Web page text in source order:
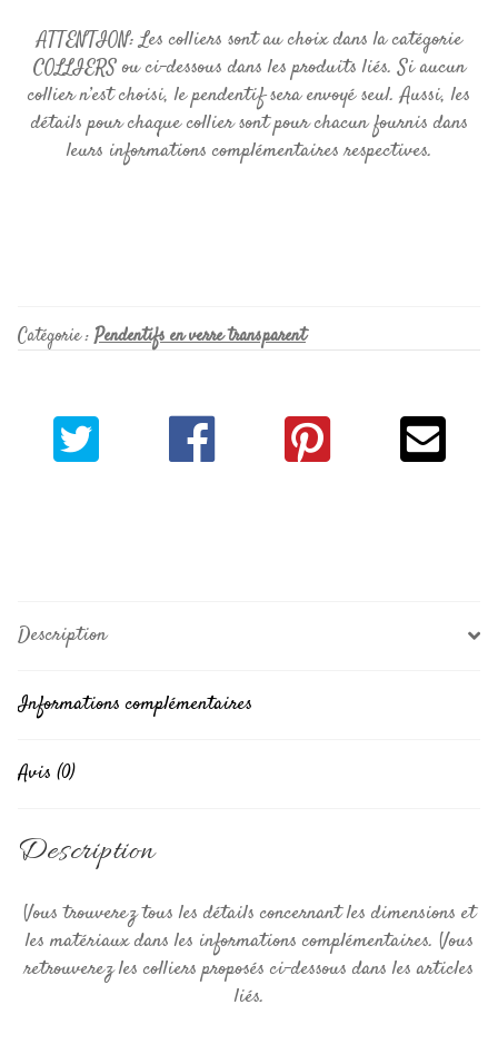
ATTENTION: Les colliers sont au choix dans la catégorie
COLLIERS ou ci-dessous dans les produits liés. Si aucun
collier n’est choisi, le pendentif sera envoyé seul. Aussi, les
détails pour chaque collier sont pour chacun fournis dans
leurs informations complémentaires respectives.
Catégorie :Pendentifs en verre transparent
Description
Informations complémentaires
Avis (0)
Description
Vous trouverez tous les détails concernant les dimensions et
les matériaux dans les informations complémentaires. Vous
retrouverez les colliers proposés ci-dessous dans les articles
liés.